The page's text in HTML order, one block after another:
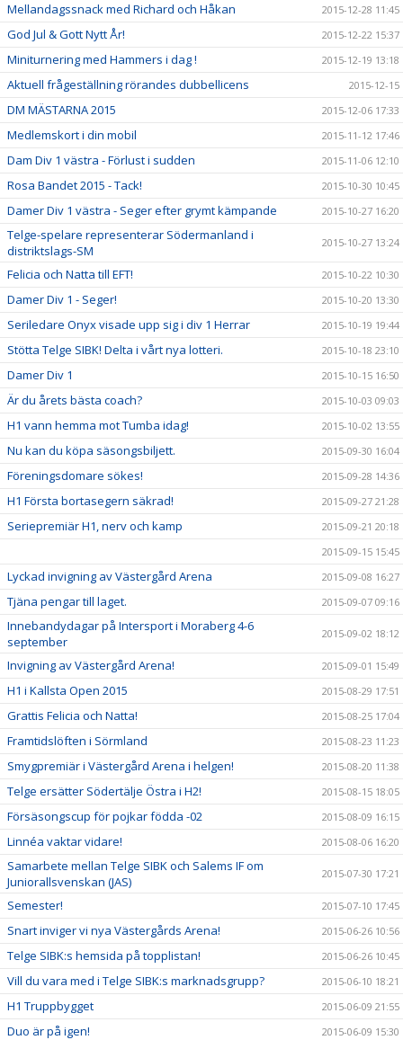
Mellandagssnack med Richard och Håkan 2015-12-28 11:45
God Jul & Gott Nytt År! 2015-12-22 15:37
Miniturnering med Hammers i dag ! 2015-12-19 13:18
Aktuell frågeställning rörandes dubbellicens 2015-12-15
DM MÄSTARNA 2015 2015-12-06 17:33
Medlemskort i din mobil 2015-11-12 17:46
Dam Div 1 västra - Förlust i sudden 2015-11-06 12:10
Rosa Bandet 2015 - Tack! 2015-10-30 10:45
Damer Div 1 västra - Seger efter grymt kämpande 2015-10-27 16:20
Telge-spelare representerar Södermanland i
distriktslags-SM
2015-10-27 13:24
Felicia och Natta till EFT! 2015-10-22 10:30
Damer Div 1 - Seger! 2015-10-20 13:30
Seriledare Onyx visade upp sig i div 1 Herrar 2015-10-19 19:44
Stötta Telge SIBK! Delta i vårt nya lotteri. 2015-10-18 23:10
Damer Div 1 2015-10-15 16:50
Är du årets bästa coach? 2015-10-03 09:03
H1 vann hemma mot Tumba idag! 2015-10-02 13:55
Nu kan du köpa säsongsbiljett. 2015-09-30 16:04
Föreningsdomare sökes! 2015-09-28 14:36
H1 Första bortasegern säkrad! 2015-09-27 21:28
Seriepremiär H1, nerv och kamp
2015-09-21 20:18
2015-09-15 15:45
Lyckad invigning av Västergård Arena 2015-09-08 16:27
Tjäna pengar till laget. 2015-09-07 09:16
Innebandydagar på Intersport i Moraberg 4-6
september
2015-09-02 18:12
Invigning av Västergård Arena! 2015-09-01 15:49
H1 i Kallsta Open 2015 2015-08-29 17:51
Grattis Felicia och Natta! 2015-08-25 17:04
Framtidslöften i Sörmland 2015-08-23 11:23
Smygpremiär i Västergård Arena i helgen! 2015-08-20 11:38
Telge ersätter Södertälje Östra i H2! 2015-08-15 18:05
Försäsongscup för pojkar födda -02 2015-08-09 16:15
Linnéa vaktar vidare! 2015-08-06 16:20
Samarbete mellan Telge SIBK och Salems IF om
Juniorallsvenskan (JAS)
2015-07-30 17:21
Semester! 2015-07-10 17:45
Snart inviger vi nya Västergårds Arena! 2015-06-26 10:56
Telge SIBK:s hemsida på topplistan! 2015-06-26 10:45
Vill du vara med i Telge SIBK:s marknadsgrupp? 2015-06-10 18:21
H1 Truppbygget 2015-06-09 21:55
Duo är på igen! 2015-06-09 15:30